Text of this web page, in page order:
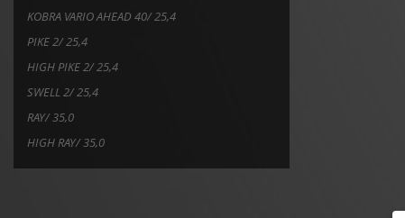
KOBRA VARIO AHEAD 40/ 25,4
PIKE 2/ 25,4
HIGH PIKE 2/ 25,4
SWELL 2/ 25,4
RAY/ 35,0
HIGH RAY/ 35,0